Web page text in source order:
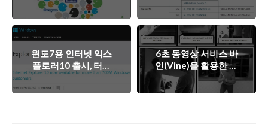
활용해야 할까?
Lock-in 하라!
윈도7용 인터넷 익스
플로러10 출시, 터치
기반 브라우저 전쟁의
6초 동영상 서비스 바
인(Vine)을 활용한 실
사 코믹스!?